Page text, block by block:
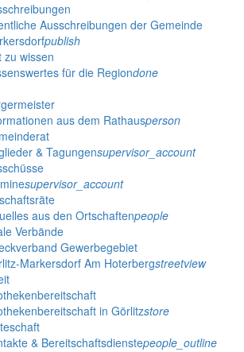
Ausschreibungen der Gemeinde
publish
zu wissen
für die Regiondone
aus dem Rathausperson
& Tagungensupervisor_account
supervisor_account
aus den Ortschaftenpeople
Verbände
Gewerbegebiet
Markersdorf Am Hoterbergstreetview
in Görlitzstore
& Bereitschaftsdienstepeople_outline